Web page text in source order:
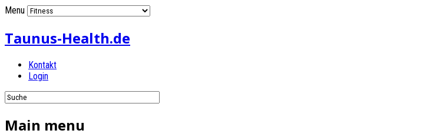
Menu
Taunus-Health.de
Kontakt
Login
Main menu